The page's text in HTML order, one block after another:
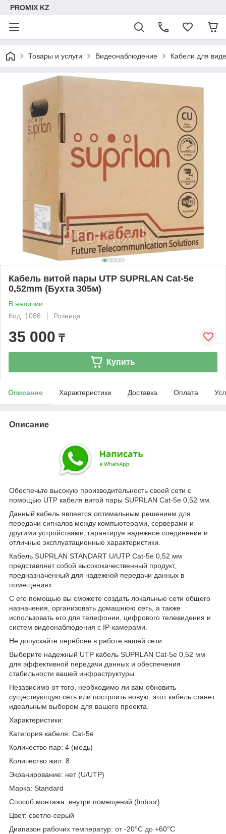
PROMIX KZ
Товары и услуги Видеонаблюдение Кабели для
Кабель витой пары UTP SUPRLAN Cat-5e
0,52mm (Бухта 305м)
В наличии
Код: 1086
Розница
35 000 ₸
Купить
Описание Характеристики Доставка Оплата
Описание
Обеспечьте высокую производительность своей сети с
помощью UTP кабеля витой пары SUPRLAN Cat-5e 0,52 мм.
Данный кабель является оптимальным решением для
передачи сигналов между компьютерами, серверами и
другими устройствами, гарантируя надежное соединение и
отличные эксплуатационные характеристики.
Кабель SUPRLAN STANDART U/UTP Cat-5e 0,52 мм
представляет собой высококачественный продукт,
предназначенный для надежной передачи данных в
помещениях.
С его помощью вы сможете создать локальные сети общего
назначения, организовать домашнюю сеть, а также
использовать его для телефонии, цифрового телевидения и
систем видеонаблюдения с IP-камерами.
Не допускайте перебоев в работе вашей сети.
Выберите надежный UTP кабель SUPRLAN Cat-5e 0,52 мм
для эффективной передачи данных и обеспечения
стабильности вашей инфраструктуры.
Независимо от того, необходимо ли вам обновить
существующую сеть или построить новую, этот кабель станет
идеальным выбором для вашего проекта.
Характеристики:
Категория кабеля: Cat-5e
Количество пар: 4 (медь)
Количество жил: 8
Экранирование: нет (U/UTP)
Марка: Standard
Способ монтажа: внутри помещений (Indoor)
Цвет: светло-серый
Диапазон рабочих температур: от -20°C до +60°C